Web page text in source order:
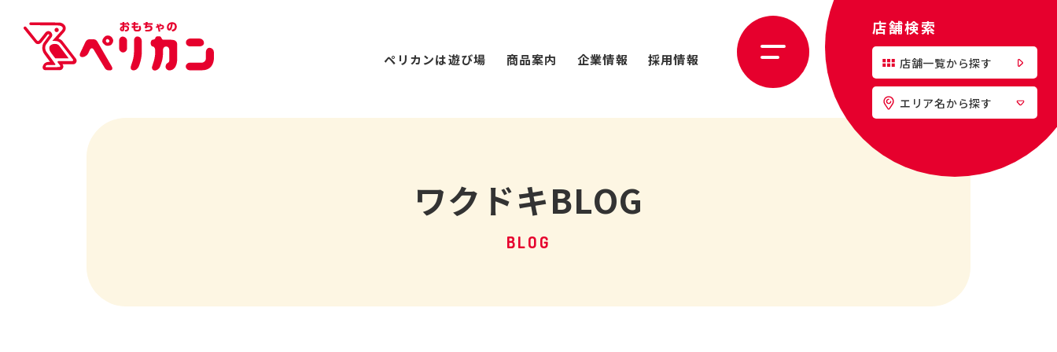
店舗検索
店舗一覧から探す
エリア名から探す
ペリカンは遊び場 商品案内 企業情報 採用情報
ワクドキBLOG
BLOG